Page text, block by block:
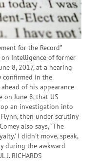
for the Record"
on Intelligence of former
8, 2017, at a hearing
confirmed in the
of his appearance
on June 8, that US
an investigation into
then under scrutiny
also says, "The
I didn't move, speak,
during the awkward
J. RICHARDS